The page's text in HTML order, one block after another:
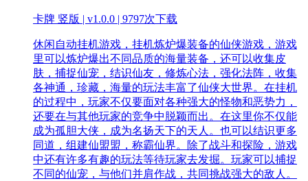
卡牌 竖版 | v1.0.0 | 9797次下载
休闲自动挂机游戏，挂机炼炉爆装备的仙侠游戏，游戏
里可以炼炉爆出不同品质的海量装备，还可以收集皮
肤，捕捉仙宠，结识仙友，修炼心法，强化法阵，收集
各神通，珍藏，海量的玩法丰富了仙侠大世界。在挂机
的过程中，玩家不仅要面对各种强大的怪物和恶势力，
还要在与其他玩家的竞争中脱颖而出。在这里你不仅能
成为孤胆大侠，成为名扬天下的天人。也可以结识更多
同道，组建仙盟盟，称霸仙界。除了战斗和探险，游戏
中还有许多有趣的玩法等待玩家去发掘。玩家可以捕捉
不同的仙宠，与他们并肩作战，共同挑战强大的敌人。